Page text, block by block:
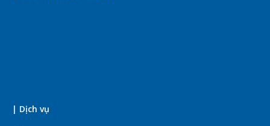
| Dịch vụ